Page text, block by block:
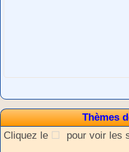
Thèmes
Cliquez le
pour voir les